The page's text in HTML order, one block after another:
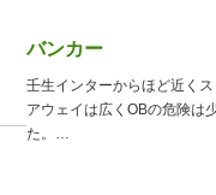
バンカー
壬生インターからほど近く
アウェイは広くOBの危険は
た。